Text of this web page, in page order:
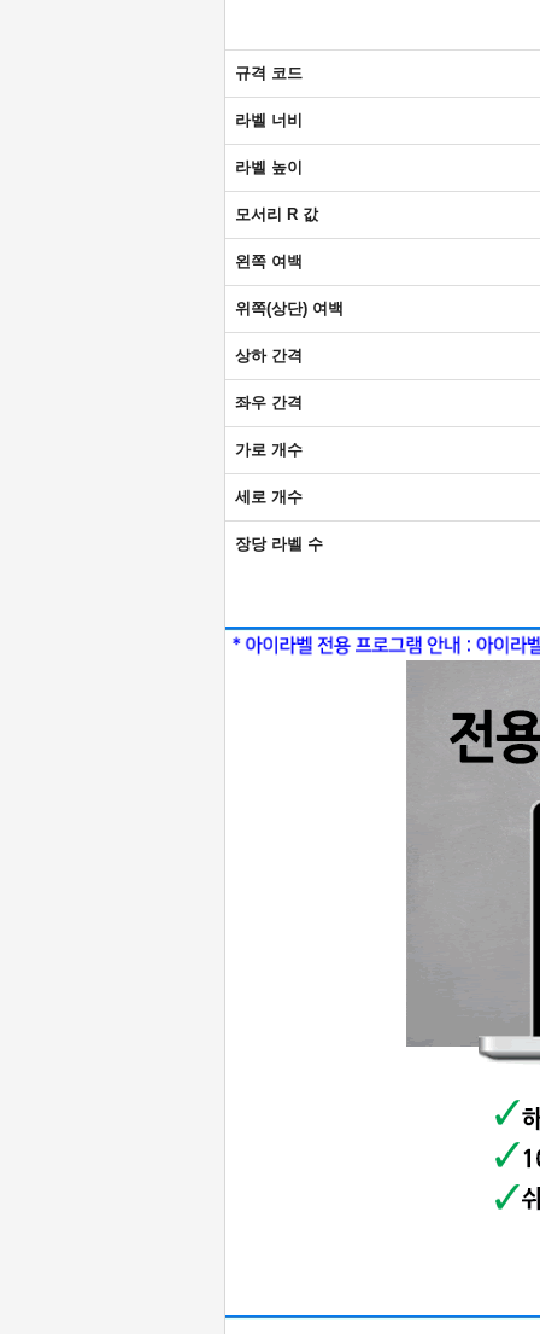
규격 코드
라벨 너비
라벨 높이
모서리 R 값
왼쪽 여백
위쪽(상단) 여백
상하 간격
좌우 간격
가로 개수
세로 개수
장당 라벨 수